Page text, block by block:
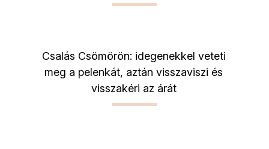
Csalás Csömörön: idegenekkel veteti
meg a pelenkát, aztán visszaviszi és
visszakéri az árát